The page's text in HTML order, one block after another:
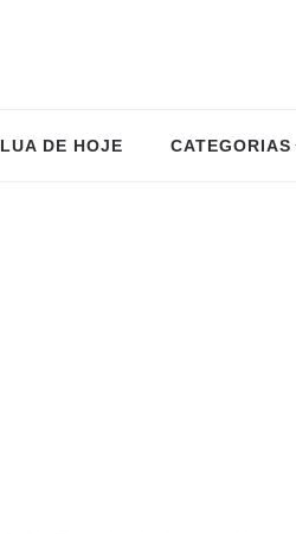
LUA DE HOJE CATEGORIAS